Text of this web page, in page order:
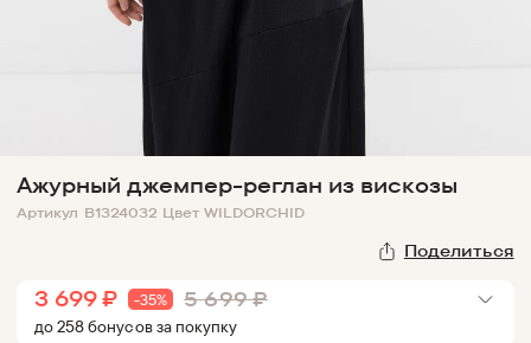
Ажурный джемпер-реглан из вискозы
Артикул B1324032 Цвет WILDORCHID
Поделиться
3 699 ₽ -35% 5 699 ₽
до258бонусовза покупку